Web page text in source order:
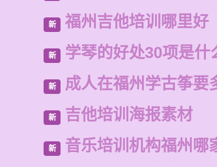
新 福州吉他培训哪里好
新 学琴的好处30项是什
新 成人在福州学古筝要
新 吉他培训海报素材
新 音乐培训机构福州哪